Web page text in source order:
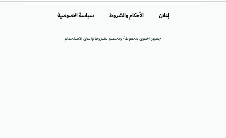
جميع الحقوق محفوظة وتخضع لشروط واتفاق الاستخدام
إعلان الأحكام والشروط سياسة الخصوصية